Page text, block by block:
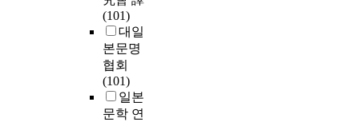
(101)
대일
본문명
협회
(101)
일본
문학 연